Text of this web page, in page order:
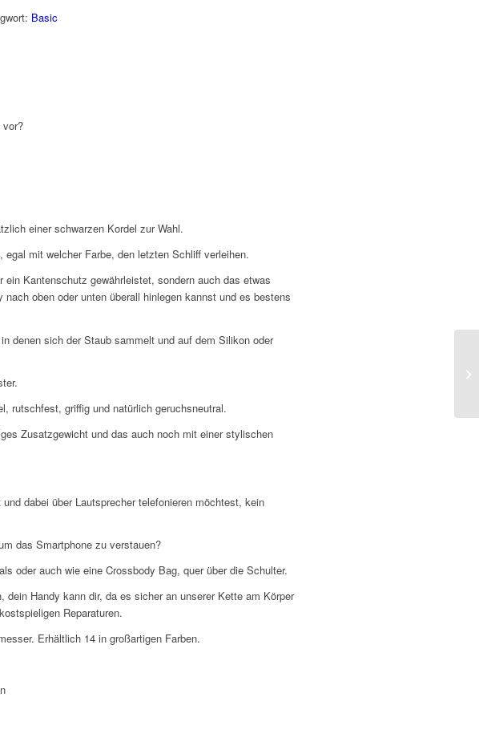
Basic
vor?
einer schwarzen Kordel zur Wahl.
mit welcher Farbe, den letzten Schliff verleihen.
Kantenschutz gewährleistet, sondern auch das etwas
oben oder unten überall hinlegen kannst und es bestens
denen sich der Staub sammelt und auf dem Silikon oder
rutschfest, griffig und natürlich geruchsneutral.
Zusatzgewicht und das auch noch mit einer stylischen
dabei über Lautsprecher telefonieren möchtest, kein
das Smartphone zu verstauen?
oder auch wie eine Crossbody Bag, quer über die Schulter.
Handy kann dir, da es sicher an unserer Kette am Körper
Reparaturen.
Erhältlich 14 in großartigen Farben.